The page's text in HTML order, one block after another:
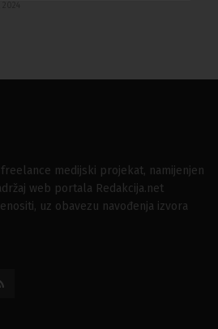
medijski projekat, namijenjen
web portala Redakcija.net
uz obavezu navođenja izvora